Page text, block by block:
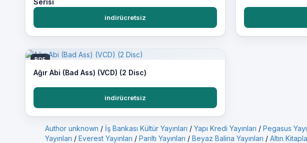
Serisi
indirücretsiz
PDF
Ağır Abi (Bad Ass) (VCD) (2 Disc)
indirücretsiz
Author unknown / İş Bankası Kültür Yayınları / Yapı Kredi Yayınları / Pegasus
Yayınları / Everest Yayınları / Parıltı Yayınları / Beyaz Balina Yayınları / Altın